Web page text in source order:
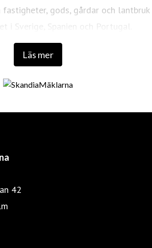
Läs mer
gods, gårdar och lantbruk
i Sverige, Spanien och Portugal.
42